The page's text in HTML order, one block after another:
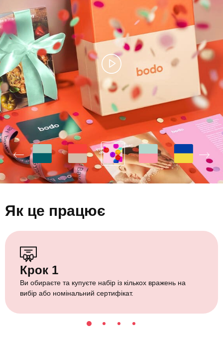
Як це працює
Крок 1
Ви обираєте та купуєте набір із кількох вражень на
вибір або номінальний сертифікат.